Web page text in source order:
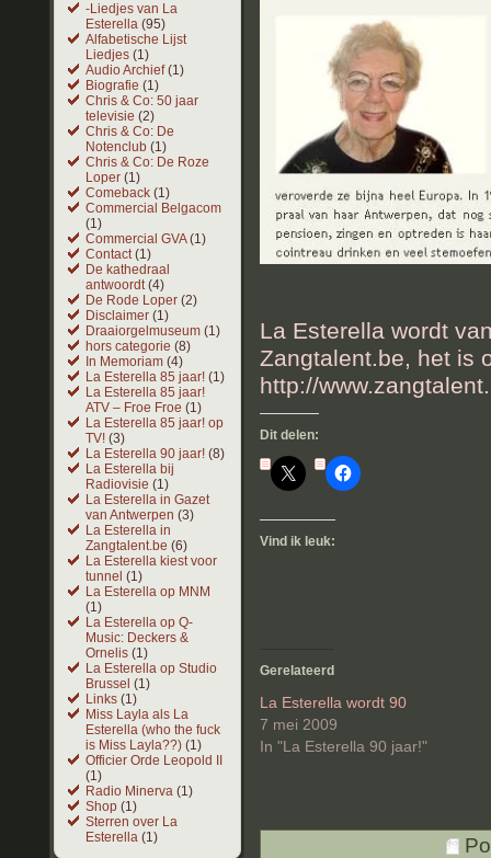
-Liedjes van La
Esterella (95)
Alfabetische Lijst
Liedjes (1)
Audio Archief(1)
Biografie (1)
Chris & Co: 50 jaar
televisie (2)
Chris & Co: De
Notenclub (1)
Chris & Co: De Roze
Loper (1)
Comeback (1)
Commercial Belgacom
(1)
Commercial GVA(1)
Contact(1)
De kathedraal
antwoordt(4)
De Rode Loper (2)
Disclaimer (1)
Draaiorgelmuseum (1)
hors categorie (8)
In Memoriam (4)
La Esterella 85 jaar! (1)
La Esterella 85 jaar!
ATV – Froe Froe (1)
La Esterella 85 jaar! op
TV! (3)
La Esterella 90 jaar! (8)
La Esterella bij
Radiovisie (1)
La Esterella in Gazet
van Antwerpen (3)
La Esterella in
Zangtalent.be (6)
La Esterella kiest voor
tunnel (1)
La Esterella op MNM
(1)
La Esterella op Q-
Music: Deckers &
Ornelis (1)
La Esterella op Studio
Brussel (1)
Links (1)
Miss Layla als La
Esterella (who the fuck
is Miss Layla??) (1)
Officier Orde Leopold II
(1)
Radio Minerva (1)
Shop (1)
Sterren over La
Esterella (1)
La Esterella wordt
Zangtalent.be, het is
http://
Dit delen:
Vind ik leuk:
Gerelateerd
La Esterella wordt 90
7 mei 2009
In "La Esterella 90 jaar!"